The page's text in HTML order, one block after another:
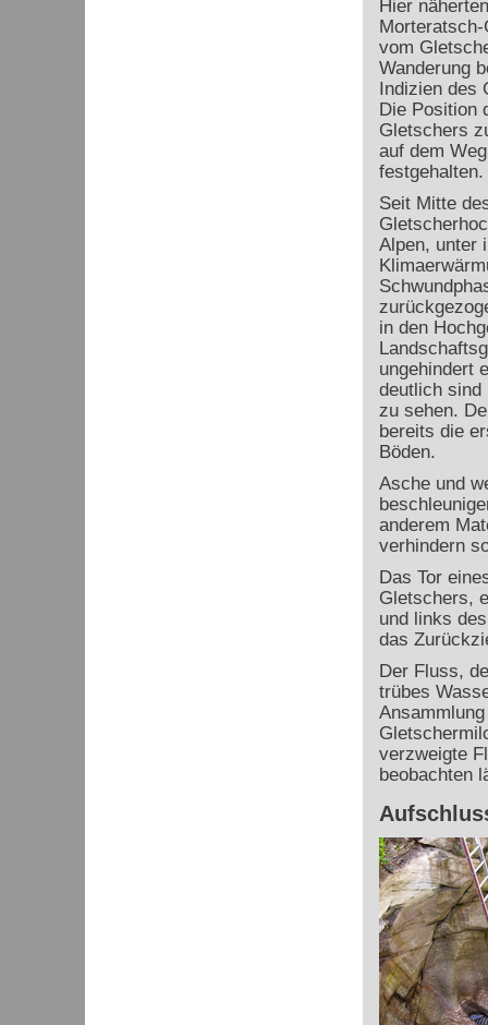
Hier
vom
Wanderung
Indizien des
Die Position
Gletschers
auf dem
festgehalten.
Seit Mitte
Alpen, unter
in den
ungehindert
deutlich sind
zu sehen.
bereits die
Böden.
Asche und
anderem
verhindern
Das Tor
Gletschers,
und links
das
Der Fluss,
trübes
verzweigte
beobachten